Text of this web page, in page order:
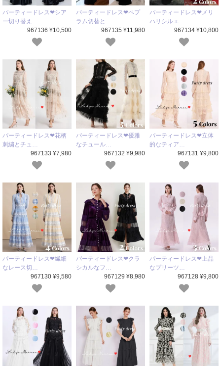
パーティードレス❤シア
ー切り替え…
967136 ¥10,500
パーティードレス❤ペプ
ラム切替と…
967135 ¥11,980
パーティードレス❤メリ
ハリシルエ…
967134 ¥10,800
パーティードレス❤花柄
刺繍とチュ…
967133 ¥7,980
パーティードレス❤優雅
なチュール…
967132 ¥9,980
パーティードレス❤立体
的なティア…
967131 ¥9,800
パーティードレス❤繊細
なレース切…
967130 ¥9,580
パーティードレス❤クラ
シカルなフ…
967129 ¥8,980
パーティードレス❤上品
なプリーツ…
967128 ¥9,800